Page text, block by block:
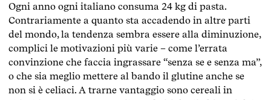
Ogni anno ogni italiano consuma 24 kg di pasta.
Contrariamente a quanto sta accadendo in altre parti
del mondo, la tendenza sembra essere alla diminuzione,
complici le motivazioni più varie – come l’errata
convinzione che faccia ingrassare “senza se e senza ma”,
o che sia meglio mettere al bando il glutine anche se
non si è celiaci. A trarne vantaggio sono cereali in